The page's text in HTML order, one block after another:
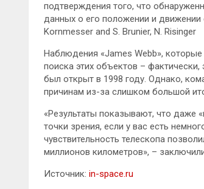
подтверждения того, что
данных о его положении и движении
Kornmesser and S. Brunier, N. Risinger
Наблюдения «James Webb»,
поиска этих объектов –
был открыт в 1998 году. Однако,
причинам из-за слишком большой
«Результаты показывают, что даже
точки зрения, если у вас есть
чувствительность телескопа
миллионов километров», –
Источник: in-space.ru